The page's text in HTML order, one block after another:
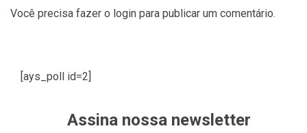
Você precisa fazer o login para publicar um comentário.
[ays_poll id=2]
Assina nossa newsletter